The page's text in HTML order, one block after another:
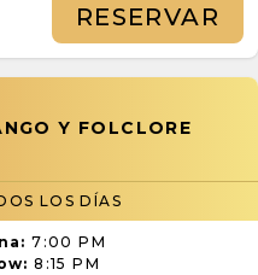
RESERVAR
Y FOLCLORE
LOS DÍAS
7:00 PM
8:15 PM